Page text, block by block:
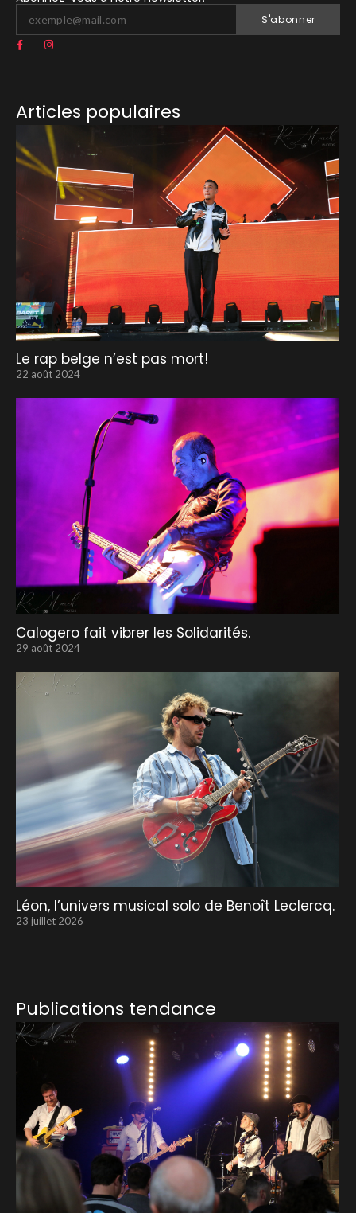
S'abonner
Articles populaires
Le rap belge n’est pas mort!
22 août 2024
Calogero fait vibrer les Solidarités.
29 août 2024
Léon, l’univers musical solo de Benoît Leclercq.
23 juillet 2026
Publications tendance